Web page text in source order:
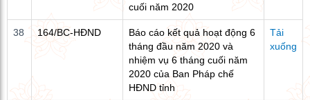
cuối năm 2020
38 164/BC-HĐND
Báo cáo kết quả hoạt động 6
tháng đầu năm 2020 và
nhiệm vụ 6 tháng cuối năm
2020 của Ban Pháp chế
HĐND tỉnh
Tải
xuống